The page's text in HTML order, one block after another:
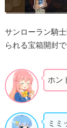
サンローラン騎
られる宝箱開封で
ホン
ミミ